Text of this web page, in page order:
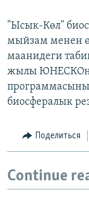
"Ысык-Көл"
мыйзам менен
маанидеги
жылы
биосфералык
Поделиться
Continue